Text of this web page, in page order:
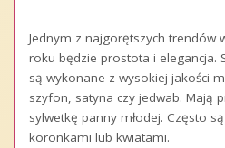
Jednym z najgorętszych trendów
roku będzie prostota i elegancja.
są wykonane z wysokiej jakości
szyfon, satyna czy jedwab. Mają
sylwetkę panny młodej. Często
koronkami lub kwiatami.